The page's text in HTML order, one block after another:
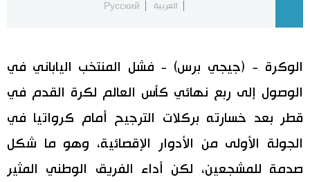
اليابان في فيديو
مانغا وأنيمي
الأقسام
العربية
Русский
الوكرة - (جيجي برس) - فشل المنتخب الياباني في
الوصول إلى ربع نهائي كأس العالم لكرة القدم في
قطر بعد خسارته بركلات الترجيح أمام كرواتيا في
الجولة الأولى من الأدوار الإقصائية، وهو ما شكل
صدمة للمشجعين، لكن أداء الفريق الوطني المثير